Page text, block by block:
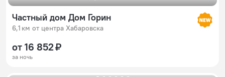
Частный дом Дом Горин
6,1 км от центра Хабаровска
от 16 852 ₽
за ночь